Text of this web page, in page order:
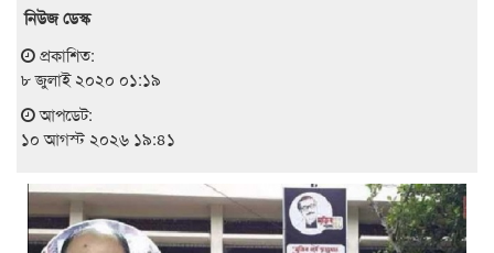
নিউজ ডেস্ক
প্রকাশিত:
৮ জুলাই ২০২০ ০১:১৯
আপডেট:
১০ আগস্ট ২০২৬ ১৯:৪১